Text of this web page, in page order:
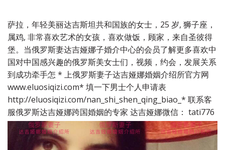
萨拉，年轻美丽达吉斯坦共和国族的女士，25 岁, 狮子座，
属鸡, 非常喜欢艺术的女孩，喜欢做饭，顾家，来自圣彼得
堡。当俄罗斯妻达吉娅娜子婚介中心的会员了解更多喜欢中
国对中国感兴趣的俄罗斯美女士们，视频，约会，发展关系
到成功牵手怎 * 上俄罗斯妻子达吉娅娜婚姻介绍所官方网
www.eluosiqizi.com* 填一下男士个人申请表
http://eluosiqizi.com/nan_shi_shen_qing_biao_* 联系客
服俄罗斯达吉娅娜跨国婚姻的专家 达吉娅娜微信： tati776